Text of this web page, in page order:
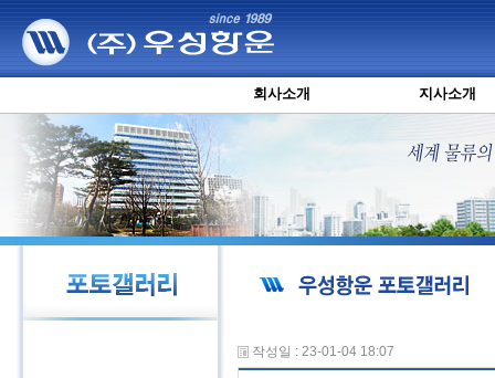
회사소개 지사소개
작성일 : 23-01-04 18:07